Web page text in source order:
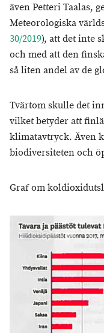
även Petteri Taalas,
Meteorologiska
30/2019), att det inte
och med att den
så liten andel av de
Tvärtom skulle det
vilket betyder att
klimatavtryck. Även
biodiversiteten och
Graf om